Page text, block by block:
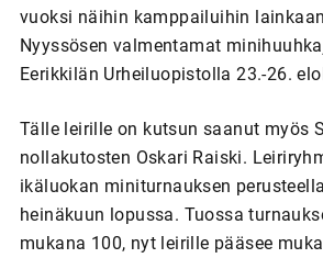
vuoksi näihin kamppailuihin
Nyyssösen valmentamat
Eerikkilän Urheiluopistolla 23.-26.
Tälle leirille on kutsun saanut myös
nollakutosten Oskari Raiski.
ikäluokan miniturnauksen
heinäkuun lopussa. Tuossa
mukana 100, nyt leirille pääsee